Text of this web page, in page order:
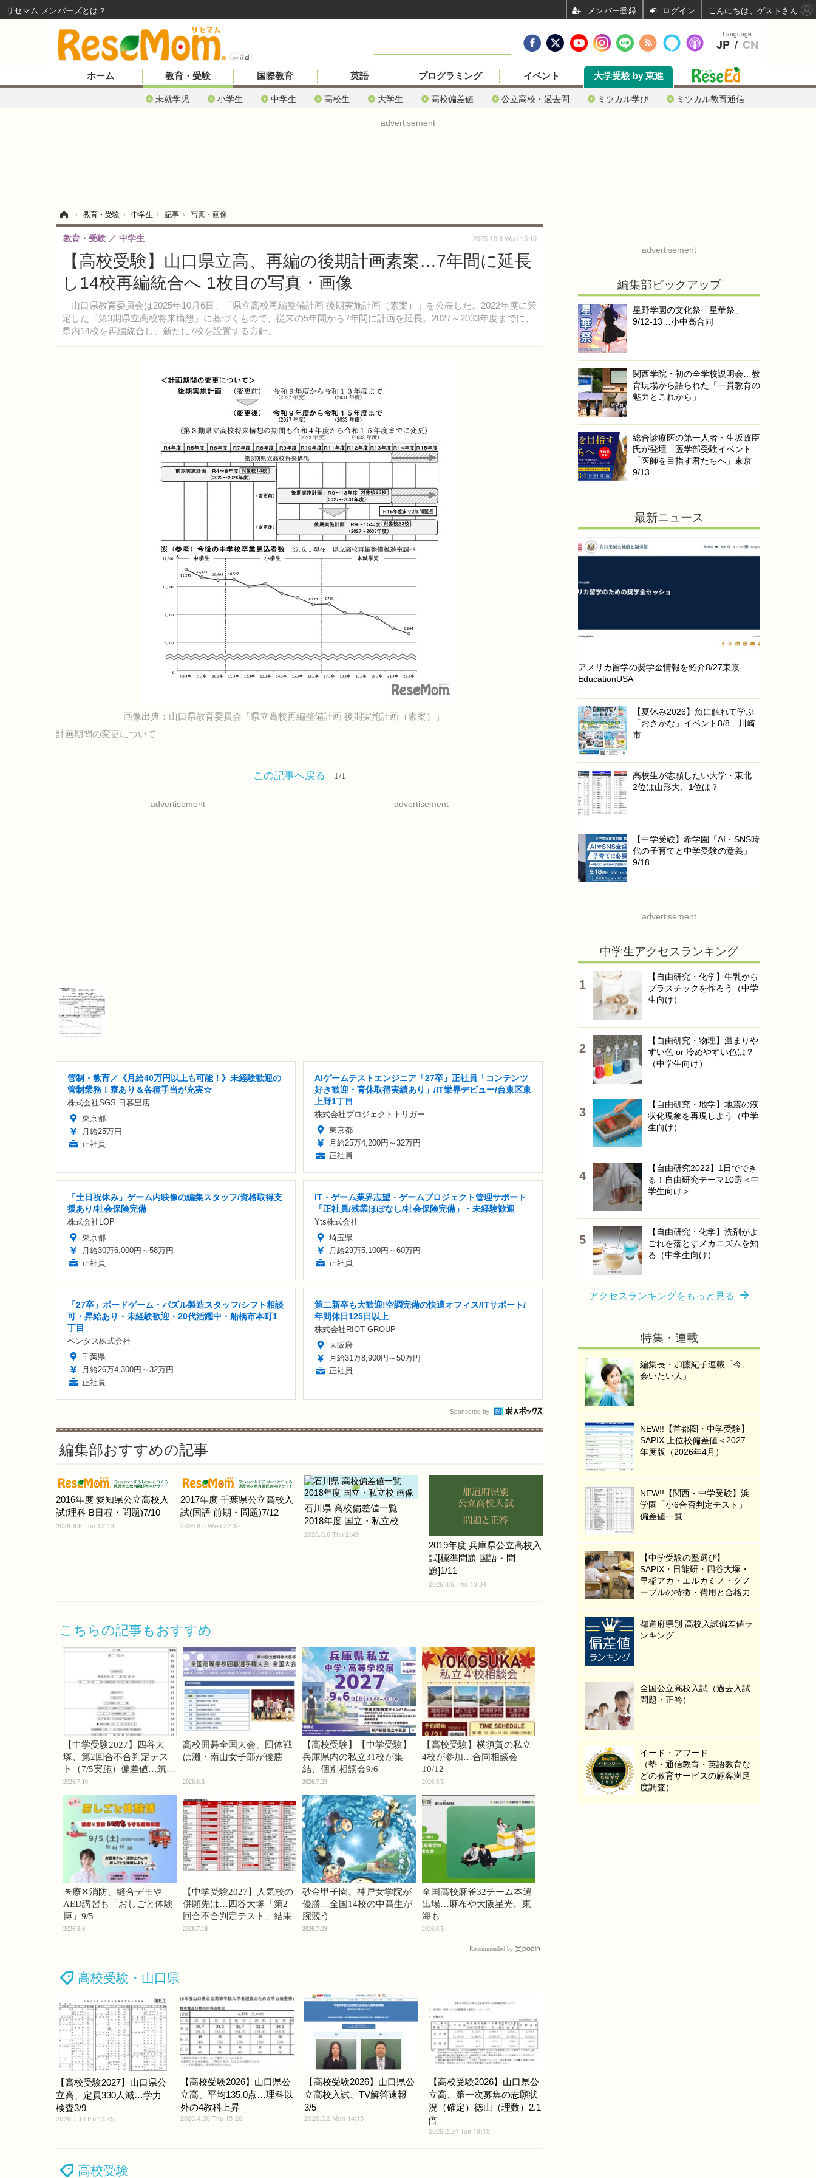
ホーム 教育・受験
未就学児 小学生 中学生 高校生 大学生 高校偏差値 公立高校・過去問 ミツカル学び ミツカル教育通信
国際教育 英語 プログラミング イベント 大学受験 by 東進
advertisement
› 教育・受験 › 中学生 › 記事 › 写真・画像
【高校受験】山口県立高、再編の後期計画素案…7年間に延長
し14校再編統合へ 1枚目の写真・画像
山口県教育委員会は2025年10月6日、「県立高校再編整備計画 後期実施計画（素案）」を公表した。2022年度に策
定した「第3期県立高校将来構想」に基づくもので、従来の5年間から7年間に計画を延長。2027～2033年度までに、
県内14校を再編統合し、新たに7校を設置する方針。
教育・受験 中学生 2025.10.8 Wed 15:15
画像出典：山口県教育委員会「県立高校再編整備計画 後期実施計画（素案）」
計画期間の変更について
この記事へ戻る 1/1
advertisement advertisement
管制・教育／《月給40万円以上も可能！》未経験歓迎の
管制業務！寮あり＆各種手当が充実☆
株式会社SGS 日暮里店
東京都
月給25万円
正社員
AIゲームテストエンジニア「27卒」正社員「コンテンツ
好き歓迎・育休取得実績あり」/IT業界デビュー/台東区東
上野1丁目
株式会社プロジェクトトリガー
東京都
月給25万4,200円～32万円
正社員
「土日祝休み」ゲーム内映像の編集スタッフ/資格取得支
援あり/社会保険完備
株式会社LOP
東京都
月給30万6,000円～58万円
正社員
IT・ゲーム業界志望・ゲームプロジェクト管理サポート
「正社員/残業ほぼなし/社会保険完備」・未経験歓迎
Yts株式会社
埼玉県
月給29万5,100円～60万円
正社員
「27卒」ボードゲーム・パズル製造スタッフ/シフト相談
可・昇給あり・未経験歓迎・20代活躍中・船橋市本町1
丁目
ベンタス株式会社
千葉県
月給26万4,300円～32万円
正社員
第二新卒も大歓迎!空調完備の快適オフィス/ITサポート/
年間休日125日以上
株式会社RIOT GROUP
大阪府
月給31万8,900円～50万円
正社員
Sponsored by
編集部おすすめの記事
2016年度 愛知県公立高校入
試(理科 B日程・問題)7/10
2026.8.6 Thu 12:13
2017年度 千葉県公立高校入
試(国語 前期・問題)7/12
2026.8.5 Wed 22:32
石川県 高校偏差値一覧
2018年度 国立・私立校
2026.8.6 Thu 2:49
2019年度 兵庫県公立高校入
試[標準問題 国語・問
題]1/11
2026.8.6 Thu 13:34
こちらの記事もおすすめ
【中学受験2027】四谷大
塚、第2回合不合判定テス
ト（7/5実施）偏差値…筑駒
74・桜蔭70＜PR＞
2026.7.10
高校囲碁全国大会、団体戦
は灘・南山女子部が優勝
2026.8.5
【高校受験】【中学受験】
兵庫県内の私立31校が集
結、個別相談会9/6
2026.7.28
【高校受験】横須賀の私立
4校が参加…合同相談会
10/12
2026.8.5
医療✕消防、縫合デモや
AED講習も「おしごと体験
博」9/5
2026.8.6
【中学受験2027】人気校の
併願先は…四谷大塚「第2
回合不合判定テスト」結果
2026.7.16
砂金甲子園、神戸女学院が
優勝…全国14校の中高生が
腕競う
2026.7.29
全国高校麻雀32チーム本選
出場…麻布や大阪星光、東
海も
2026.8.5
Recommended by
高校受験・山口県
【高校受験2027】山口県公
立高、定員330人減…学力
検査3/9
2026.7.10 Fri 13:45
【高校受験2026】山口県公
立高、平均135.0点…理科以
外の4教科上昇
2026.4.30 Thu 15:26
【高校受験2026】山口県公
立高校入試、TV解答速報
3/5
2026.3.2 Mon 14:15
【高校受験2026】山口県公
立高、第一次募集の志願状
況（確定）徳山（理数）2.1
倍
2026.2.24 Tue 19:15
高校受験
advertisement
編集部ピックアップ
星野学園の文化祭「星華祭」
9/12-13…小中高合同
関西学院・初の全学校説明会…教
育現場から語られた「一貫教育の
魅力とこれから」
総合診療医の第一人者・生坂政臣
氏が登壇…医学部受験イベント
「医師を目指す君たちへ」東京
9/13
最新ニュース
アメリカ留学の奨学金情報を紹介8/27東京…
EducationUSA
【夏休み2026】魚に触れて学ぶ
「おさかな」イベント8/8…川崎
市
高校生が志願したい大学・東北…
2位は山形大、1位は？
【中学受験】希学園「AI・SNS時
代の子育てと中学受験の意義」
9/18
advertisement
中学生アクセスランキング
【自由研究・化学】牛乳から
プラスチックを作ろう（中学
生向け）
【自由研究・物理】温まりや
すい色 or 冷めやすい色は？
（中学生向け）
【自由研究・地学】地震の液
状化現象を再現しよう（中学
生向け）
【自由研究2022】1日ででき
る！自由研究テーマ10選＜中
学生向け＞
【自由研究・化学】洗剤がよ
ごれを落とすメカニズムを知
る（中学生向け）
アクセスランキングをもっと見る
特集・連載
編集長・加藤紀子連載「今、
会いたい人」
NEW!!【首都圏・中学受験】
SAPIX 上位校偏差値＜2027
年度版（2026年4月）
NEW!!【関西・中学受験】浜
学園「小6合否判定テスト」
偏差値一覧
【中学受験の塾選び】
SAPIX・日能研・四谷大塚・
早稲アカ・エルカミノ・グノ
ーブルの特徴・費用と合格力
都道府県別 高校入試偏差値ラ
ンキング
全国公立高校入試（過去入試
問題・正答）
イード・アワード
（塾・通信教育・英語教育な
どの教育サービスの顧客満足
度調査）
Language
JP / CN
リセマム メンバーズ ログイン こんにちは、ゲストさん